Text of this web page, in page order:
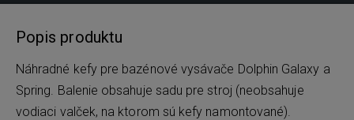
Popis produktu
Náhradné kefy pre bazénové vysávače Dolphin Galaxy a
Spring. Balenie obsahuje sadu pre stroj (neobsahuje
vodiaci valček, na ktorom sú kefy namontované).